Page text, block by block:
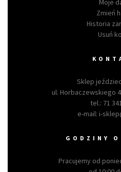
Moje
Zmień
Historia
Usuń
Sklep
ul. Horbaczewskiego
tel.: 71
e-mail: i-
GODZINY
Pracujemy od